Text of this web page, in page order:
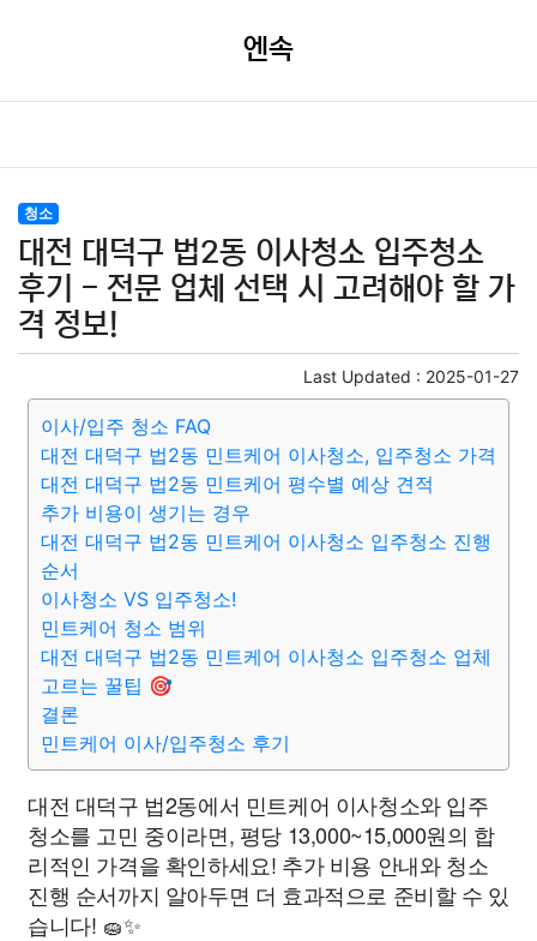
엔속
청소
대전 대덕구 법2동 이사청소 입주청소
후기 - 전문 업체 선택 시 고려해야 할 가
격 정보!
Last Updated : 2025-01-27
이사/입주 청소 FAQ
대전 대덕구 법2동 민트케어 이사청소, 입주청소 가격
대전 대덕구 법2동 민트케어 평수별 예상 견적
추가 비용이 생기는 경우
대전 대덕구 법2동 민트케어 이사청소 입주청소 진행
순서
이사청소 VS 입주청소!
민트케어 청소 범위
대전 대덕구 법2동 민트케어 이사청소 입주청소 업체
고르는 꿀팁 🎯
결론
민트케어 이사/입주청소 후기
대전 대덕구 법2동에서 민트케어 이사청소와 입주
청소를 고민 중이라면, 평당 13,000~15,000원의 합
리적인 가격을 확인하세요! 추가 비용 안내와 청소
진행 순서까지 알아두면 더 효과적으로 준비할 수 있
습니다! 🧽✨